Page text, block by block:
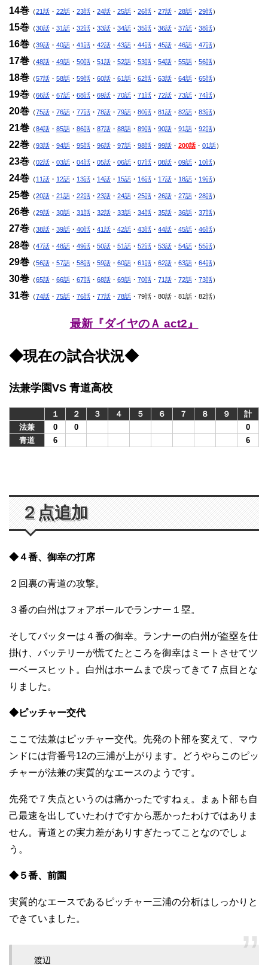
14巻 （21話 ・ 22話 ・ 23話 ・ 24話 ・ 25話 ・ 26話 ・ 27話 ・ 28話 ・ 29話）
15巻 （30話 ・ 31話 ・ 32話 ・ 33話 ・ 34話 ・ 35話 ・ 36話 ・ 37話 ・ 38話）
16巻 （39話 ・ 40話 ・ 41話 ・ 42話 ・ 43話 ・ 44話 ・ 45話 ・ 46話 ・ 47話）
17巻 （48話 ・ 49話 ・ 50話 ・ 51話 ・ 52話 ・ 53話 ・ 54話 ・ 55話 ・ 56話）
18巻 （57話 ・ 58話 ・ 59話 ・ 60話 ・ 61話 ・ 62話 ・ 63話 ・ 64話 ・ 65話）
19巻 （66話 ・ 67話 ・ 68話 ・ 69話 ・ 70話 ・ 71話 ・ 72話 ・ 73話 ・ 74話）
20巻 （75話 ・ 76話 ・ 77話 ・ 78話 ・ 79話 ・ 80話 ・ 81話 ・ 82話 ・ 83話）
21巻 （84話 ・ 85話 ・ 86話 ・ 87話 ・ 88話 ・ 89話 ・ 90話 ・ 91話 ・ 92話）
22巻 （93話 ・ 94話 ・ 95話 ・ 96話 ・ 97話 ・ 98話 ・ 99話 ・ 200話 ・ 01話）
23巻 （02話 ・ 03話 ・ 04話 ・ 05話 ・ 06話 ・ 07話 ・ 08話 ・ 09話 ・ 10話）
24巻 （11話 ・ 12話 ・ 13話 ・ 14話 ・ 15話 ・ 16話 ・ 17話 ・ 18話 ・ 19話）
25巻 （20話 ・ 21話 ・ 22話 ・ 23話 ・ 24話 ・ 25話 ・ 26話 ・ 27話 ・ 28話）
26巻 （29話 ・ 30話 ・ 31話 ・ 32話 ・ 33話 ・ 34話 ・ 35話 ・ 36話 ・ 37話）
27巻 （38話 ・ 39話 ・ 40話 ・ 41話 ・ 42話 ・ 43話 ・ 44話 ・ 45話 ・ 46話）
28巻 （47話 ・ 48話 ・ 49話 ・ 50話 ・ 51話 ・ 52話 ・ 53話 ・ 54話 ・ 55話）
29巻 （56話 ・ 57話 ・ 58話 ・ 59話 ・ 60話 ・ 61話 ・ 62話 ・ 63話 ・ 64話）
30巻 （65話 ・ 66話 ・ 67話 ・ 68話 ・ 69話 ・ 70話 ・ 71話 ・ 72話 ・ 73話）
31巻 （74話 ・ 75話 ・ 76話 ・ 77話 ・ 78話 ・79話・80話・81話・82話）
最新『ダイヤのＡ act2』
◆現在の試合状況◆
法兼学園VS 青道高校
１ ２ ３ ４ ５ ６ ７ ８ ９
計
法兼
0 0
0
青道
6 6
２点追加
◆４番、御幸の打席
２回裏の青道の攻撃。
３番の白州はフォアボールでランナー１塁。
そしてバッターは４番の御幸。ランナーの白州が盗塁を仕
掛け、バッテリーが慌てたところを御幸はミートさせてツ
ーベースヒット。白州はホームまで戻ってきて７点目とな
りました。
◆ピッチャー交代
ここで法兼はピッチャー交代。先発の卜部を変えて、マウ
ンドには背番号12の三浦が上がります。どうやらこのピッ
チャーが法兼の実質的なエースのようです。
先発で７失点というのは痛かったですねぇ。まぁ卜部も自
己最速を出していたわけですから悪かったわけではありま
せん。青道との実力差がありすぎたってことなのでしょ
う。
◆５番、前園
実質的なエースであるピッチャー三浦の分析はしっかりと
できていました。
渡辺